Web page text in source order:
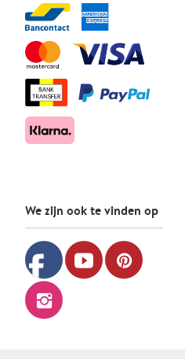
We zijn ook te vinden op
facebook youtube pinterest
instagram